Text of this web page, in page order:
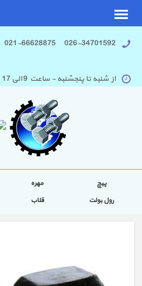
026-34701592 021-66628875
از شنبه تا پنجشنبه - ساعت 9 الی 17
پیچ مهره
رول بولت
قلاب